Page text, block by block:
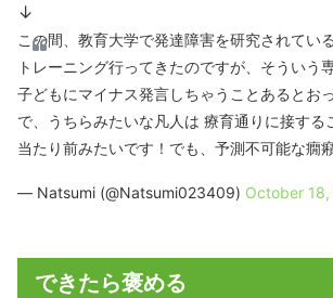
↓
この間、教育大学で発達障害を研究されてい
トレーニング行ってきたのですが、そういう
子どもにマイナス発言しちゃうことあるとお
で、うちらみたいな凡人は 療育通りに接する
当たり前みたいです！でも、予測不可能な癇
— Natsumi (@Natsumi023409) October 18,
できたら褒める